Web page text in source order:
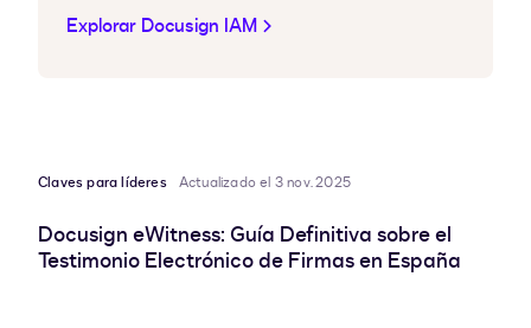
Explorar Docusign IAM
Claves para líderes Actualizado el 3 nov. 2025
Docusign eWitness: Guía Definitiva sobre el
Testimonio Electrónico de Firmas en España